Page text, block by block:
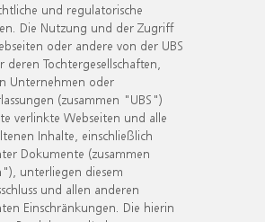
und regulatorische
Die Nutzung und der Zugriff
oder andere von der UBS
deren Tochtergesellschaften,
Unternehmen oder
(zusammen "UBS")
verlinkte Webseiten und alle
Inhalte, einschließlich
Dokumente (zusammen
unterliegen diesem
und allen anderen
Einschränkungen. Die hierin